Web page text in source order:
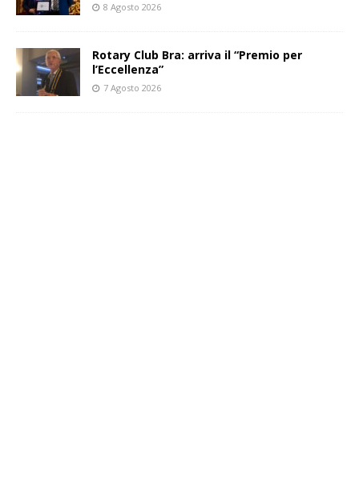
8 Agosto 2026
Rotary Club Bra: arriva il “Premio per
l’Eccellenza”
7 Agosto 2026